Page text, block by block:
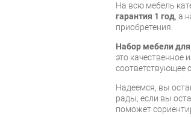
На всю мебель
гарантия 1 год, а
приобретения.
Набор мебели
это качественное
соответствующее
Надеемся, вы
рады, если вы
поможет